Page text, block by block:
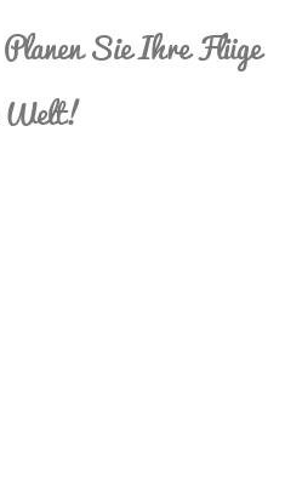
Planen Sie Ihre Flüge
Welt!